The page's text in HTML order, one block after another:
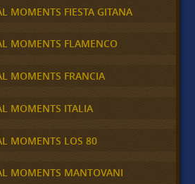
MOMENTS FIESTA GITANA
MOMENTS FLAMENCO
MOMENTS FRANCIA
MOMENTS ITALIA
MOMENTS LOS 80
MOMENTS MANTOVANI